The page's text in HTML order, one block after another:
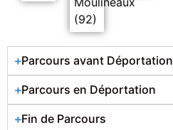
(92)
Parcours avant Déportation
Parcours en Déportation
Fin de Parcours